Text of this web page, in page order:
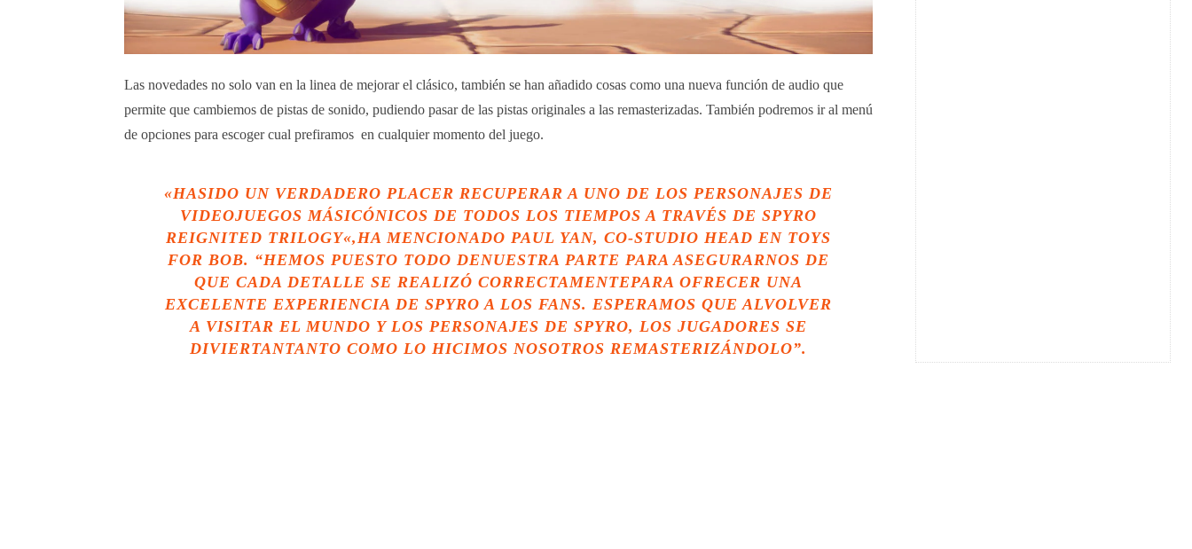
Las novedades no solo van en la linea de mejorar el clásico, también se han añadido cosas como una nueva función de audio que
permite que cambiemos de pistas de sonido, pudiendo pasar de las pistas originales a las remasterizadas. También podremos ir al menú
de opciones para escoger cual prefiramos en cualquier momento del juego.
«HASIDO UN VERDADERO PLACER RECUPERAR A UNO DE LOS PERSONAJES DE
VIDEOJUEGOS MÁSICÓNICOS DE TODOS LOS TIEMPOS A TRAVÉS DE SPYRO
REIGNITED TRILOGY«,HA MENCIONADO PAUL YAN, CO-STUDIO HEAD EN TOYS
FOR BOB. “HEMOS PUESTO TODO DENUESTRA PARTE PARA ASEGURARNOS DE
QUE CADA DETALLE SE REALIZÓ CORRECTAMENTEPARA OFRECER UNA
EXCELENTE EXPERIENCIA DE SPYRO A LOS FANS. ESPERAMOS QUE ALVOLVER
A VISITAR EL MUNDO Y LOS PERSONAJES DE SPYRO, LOS JUGADORES SE
DIVIERTANTANTO COMO LO HICIMOS NOSOTROS REMASTERIZÁNDOLO”.